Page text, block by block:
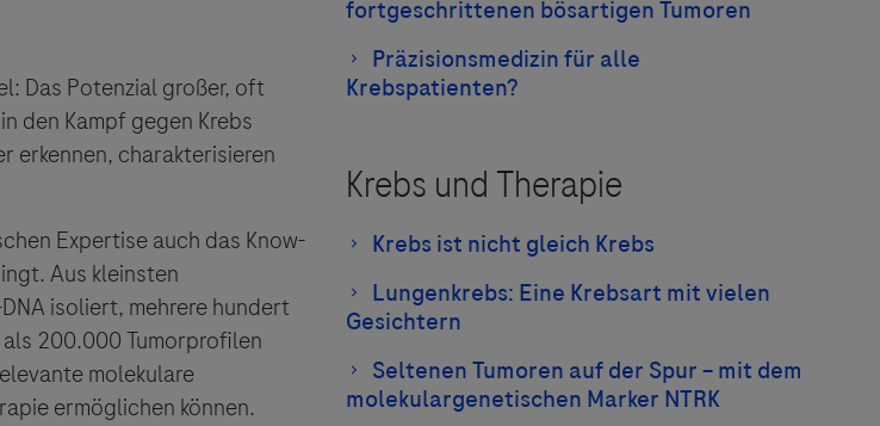
Das Potenzial großer, oft
den Kampf gegen Krebs
erkennen, charakterisieren
Expertise auch das Know-
Aus kleinsten
isoliert, mehrere hundert
200.000 Tumorprofilen
molekulare
ermöglichen können.